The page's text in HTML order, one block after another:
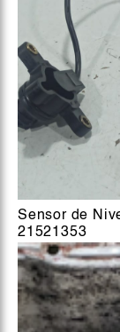
Sensor de
21521353